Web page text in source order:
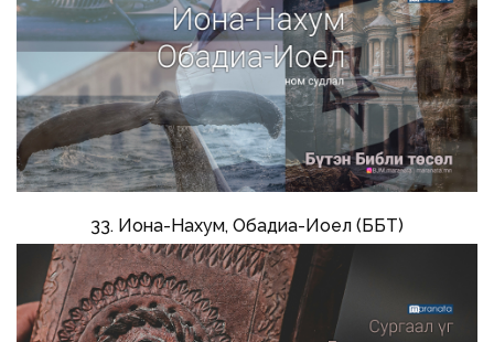
33. Иона-Нахум, Обадиа-Иоел (ББТ)